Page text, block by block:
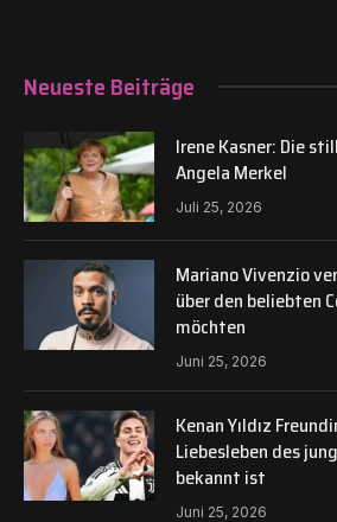
Neueste Beiträge
Irene Kasner: Die
Angela Merkel
Juli 25, 2026
Mariano Vivenzio
über den beliebten
möchten
Juni 25, 2026
Kenan Yıldız
Liebesleben des
bekannt ist
Juni 25, 2026